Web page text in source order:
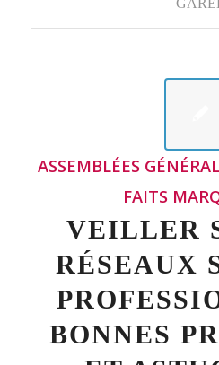
RÉSEAUX
BONNES
PAR
BARTHE
2025